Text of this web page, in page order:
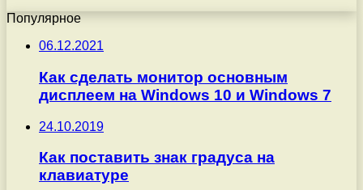
Популярное
06.12.2021
Как сделать монитор основным
дисплеем на Windows 10 и Windows 7
24.10.2019
Как поставить знак градуса на
клавиатуре